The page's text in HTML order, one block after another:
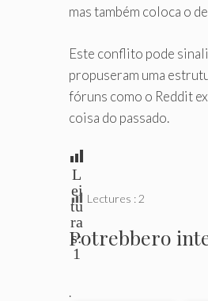
mas também coloca o
Este conflito pode
propuseram uma
fóruns como o Reddit
coisa do passado.
L
ei
tu
ra
s:
1
Lectures : 2
Potrebbero
.